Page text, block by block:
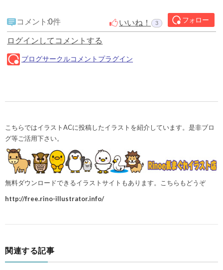
こちらではイラストACに投稿したイラストを紹介しています。是非ブロ
グ等ご活用下さい。
無料ダウンロードできるイラストサイトもあります。こちらもどうぞ
http://free.rino-illustrator.info/
関連する記事